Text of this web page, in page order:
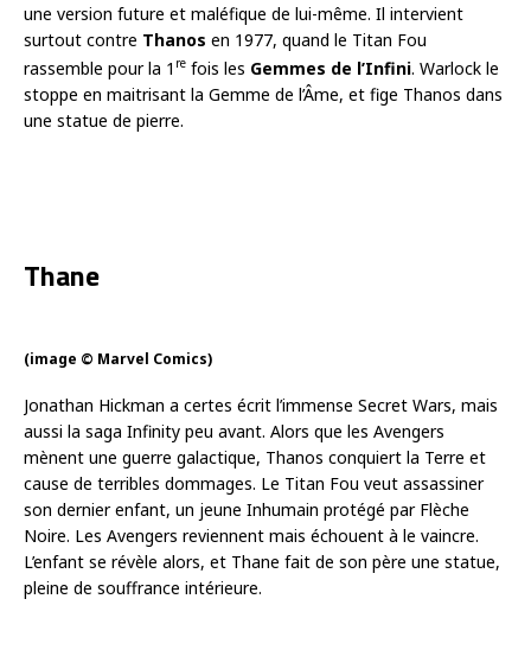
une version future et maléfique de lui-même. Il intervient
surtout contre Thanos en 1977, quand le Titan Fou
rassemble pour la 1 re fois les Gemmes de l’Infini. Warlock le
stoppe en maitrisant la Gemme de l’Âme, et fige Thanos dans
une statue de pierre.
Thane
(image © Marvel Comics)
Jonathan Hickman a certes écrit l’immense Secret Wars, mais
aussi la saga Infinity peu avant. Alors que les Avengers
mènent une guerre galactique, Thanos conquiert la Terre et
cause de terribles dommages. Le Titan Fou veut assassiner
son dernier enfant, un jeune Inhumain protégé par Flèche
Noire. Les Avengers reviennent mais échouent à le vaincre.
L’enfant se révèle alors, et Thane fait de son père une statue,
pleine de souffrance intérieure.